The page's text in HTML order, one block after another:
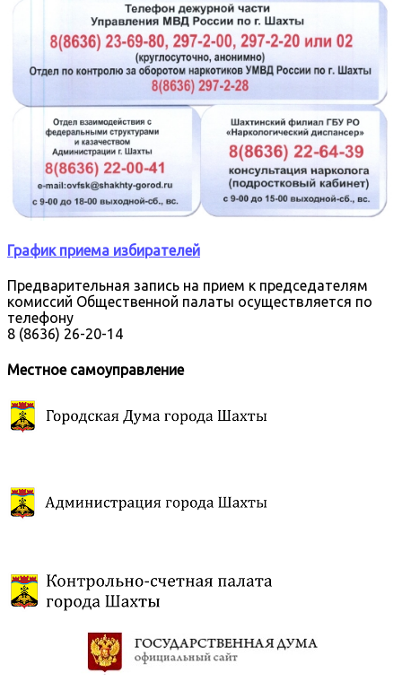
График приема избирателей
Предварительная запись на прием к председателям
комиссий Общественной палаты осуществляется по
телефону
8 (8636) 26-20-14
Местное самоуправление